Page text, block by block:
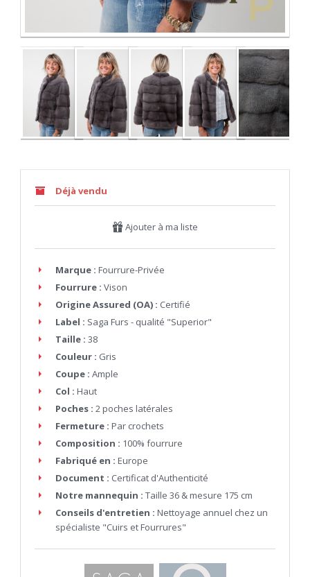
Déjà vendu
Ajouter à ma liste
Marque : Fourrure-Privée
Fourrure : Vison
Origine Assured (OA) : Certifié
Label : Saga Furs - qualité "Superior"
Taille : 38
Couleur : Gris
Coupe : Ample
Col : Haut
Poches : 2 poches latérales
Fermeture : Par crochets
Composition : 100% fourrure
Fabriqué en : Europe
Document : Certificat d'Authenticité
Notre mannequin : Taille 36 & mesure 175 cm
Conseils d'entretien : Nettoyage annuel chez un
spécialiste "Cuirs et Fourrures"